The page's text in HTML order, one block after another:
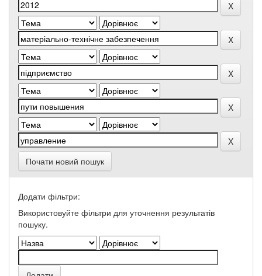
Почати новий пошук
Додати фільтри:
Використовуйте фільтри для уточнення результатів
пошуку.